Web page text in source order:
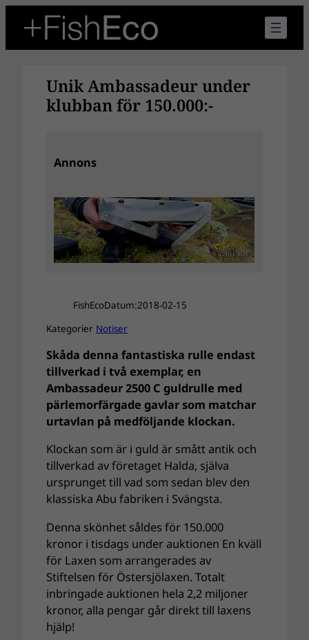
innehåll
Unik Ambassadeur under
klubban för 150.000:-
Annons
FishEcoDatum:2018-02-15
Kategorier Notiser
Skåda denna fantastiska rulle endast
tillverkad i två exemplar, en
Ambassadeur 2500 C guldrulle med
pärlemorfärgade gavlar som matchar
urtavlan på medföljande klockan.
Klockan som är i guld är smått antik och
tillverkad av företaget Halda, själva
ursprunget till vad som sedan blev den
klassiska Abu fabriken i Svängsta.
Denna skönhet såldes för 150.000
kronor i tisdags under auktionen En kväll
för Laxen som arrangerades av
Stiftelsen för Östersjölaxen. Totalt
inbringade auktionen hela 2,2 miljoner
kronor, alla pengar går direkt till laxens
hjälp!